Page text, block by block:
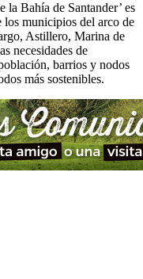
Bahía de Santander’ es
municipios del arco de
Astillero, Marina de
necesidades de
barrios y nodos
más sostenibles.